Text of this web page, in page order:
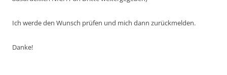
Ich werde den Wunsch prüfen und mich dann zurückmelden.
Danke!